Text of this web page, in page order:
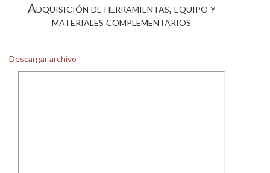
Aspirantes
Alumni
Adquisición de herramientas, equipo y
materiales complementarios
Descargar archivo